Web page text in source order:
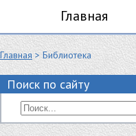
Главная
Главная> Библиотека
Поиск по сайту